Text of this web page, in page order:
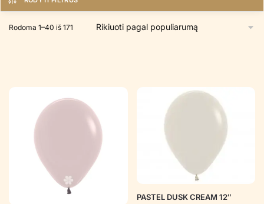
Rodoma 1–40 iš 171 Rūšiuojama
PASTEL DUSK CREAM 12″